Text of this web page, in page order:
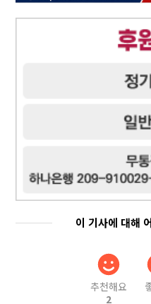
이 기사에 대해
추천해요
2